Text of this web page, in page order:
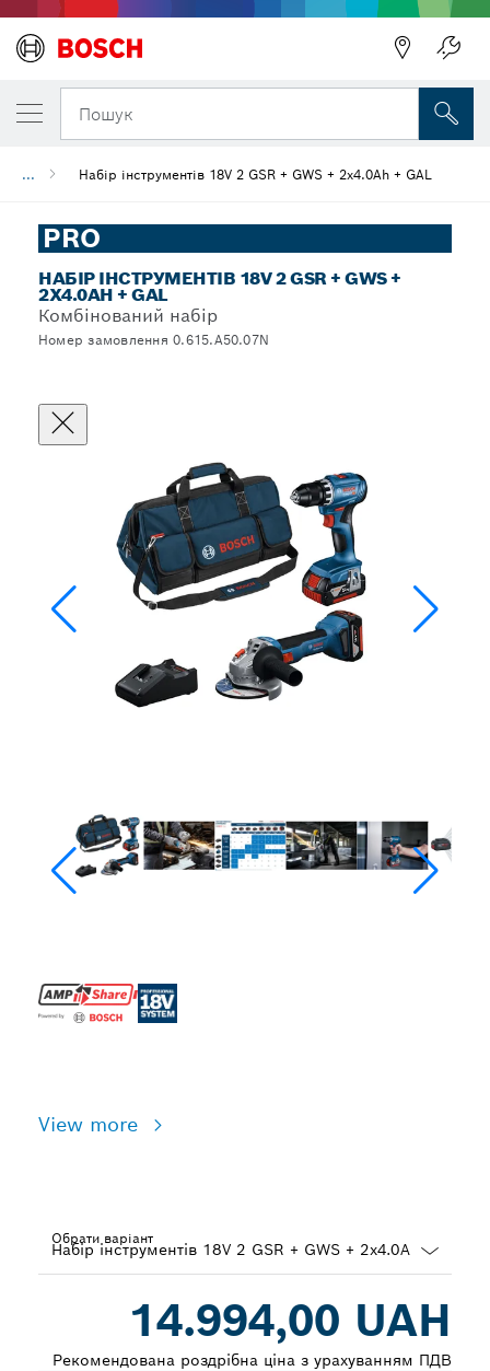
Пошук
... Набір інструментів 18V 2 GSR + GWS + 2x4.0Ah + GAL
PRO
НАБІР ІНСТРУМЕНТІВ 18V 2 GSR + GWS +
2X4.0AH + GAL
Комбінований набір
Номер замовлення 0.615.A50.07N
View more
Обрати варіант
14.994,00 UAH
Рекомендована роздрібна ціна з урахуванням ПДВ